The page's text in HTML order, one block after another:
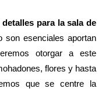
detalles para la sala de
son esenciales aportan
otorgar a este
flores y hasta
que se centre la